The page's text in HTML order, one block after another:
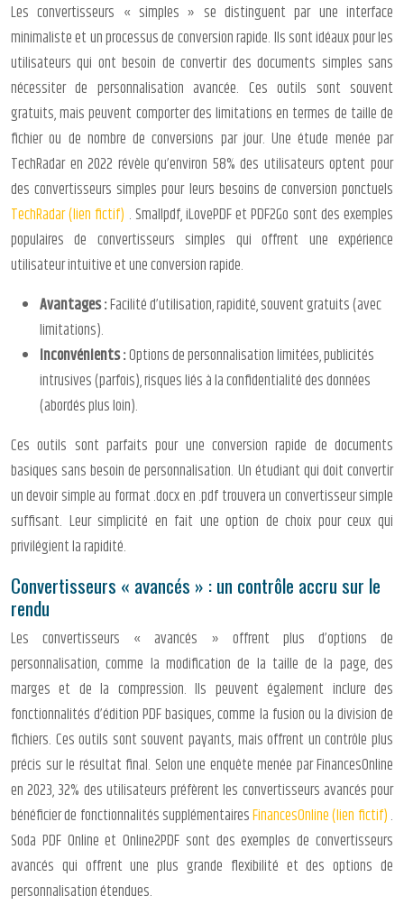
Les convertisseurs « simples » se distinguent par une interface
minimaliste et un processus de conversion rapide. Ils sont idéaux pour les
utilisateurs qui ont besoin de convertir des documents simples sans
nécessiter de personnalisation avancée. Ces outils sont souvent
gratuits, mais peuvent comporter des limitations en termes de taille de
fichier ou de nombre de conversions par jour. Une étude menée par
TechRadar en 2022 révèle qu’environ 58% des utilisateurs optent pour
des convertisseurs simples pour leurs besoins de conversion ponctuels
TechRadar (lien fictif) . Smallpdf, iLovePDF et PDF2Go sont des exemples
populaires de convertisseurs simples qui offrent une expérience
utilisateur intuitive et une conversion rapide.
Avantages :Facilité d’utilisation, rapidité, souvent gratuits (avec
limitations).
Inconvénients :Options de personnalisation limitées, publicités
intrusives (parfois), risques liés à la confidentialité des données
(abordés plus loin).
Ces outils sont parfaits pour une conversion rapide de documents
basiques sans besoin de personnalisation. Un étudiant qui doit convertir
un devoir simple au format .docx en .pdf trouvera un convertisseur simple
suffisant. Leur simplicité en fait une option de choix pour ceux qui
privilégient la rapidité.
Convertisseurs « avancés » : un contrôle accru sur le
rendu
Les convertisseurs « avancés » offrent plus d’options de
personnalisation, comme la modification de la taille de la page, des
marges et de la compression. Ils peuvent également inclure des
fonctionnalités d’édition PDF basiques, comme la fusion ou la division de
fichiers. Ces outils sont souvent payants, mais offrent un contrôle plus
précis sur le résultat final. Selon une enquête menée par FinancesOnline
en 2023, 32% des utilisateurs préfèrent les convertisseurs avancés pour
bénéficier de fonctionnalités supplémentairesFinancesOnline (lien fictif).
Soda PDF Online et Online2PDF sont des exemples de convertisseurs
avancés qui offrent une plus grande flexibilité et des options de
personnalisation étendues.